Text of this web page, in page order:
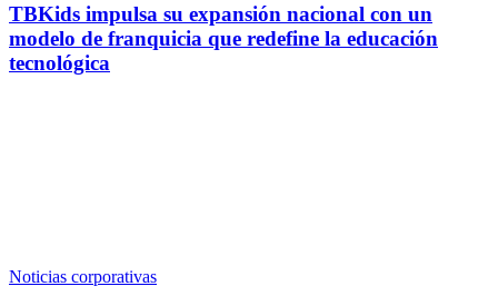
TBKids impulsa su expansión nacional con un
modelo de franquicia que redefine la educación
tecnológica
Noticias corporativas